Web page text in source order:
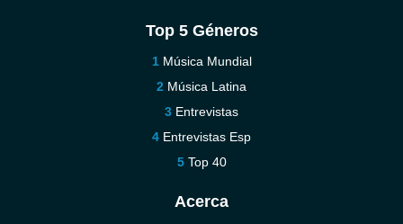
Top 5 Géneros
Música Mundial
Música Latina
Entrevistas
Entrevistas Esp
Top 40
Acerca